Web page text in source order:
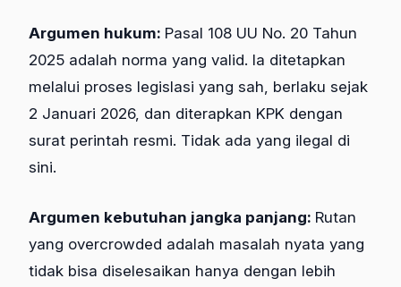
Argumen hukum: Pasal 108 UU No. 20 Tahun
2025 adalah norma yang valid. Ia ditetapkan
melalui proses legislasi yang sah, berlaku sejak
2 Januari 2026, dan diterapkan KPK dengan
surat perintah resmi. Tidak ada yang ilegal di
sini.
Argumen kebutuhan jangka panjang: Rutan
yang overcrowded adalah masalah nyata yang
tidak bisa diselesaikan hanya dengan lebih